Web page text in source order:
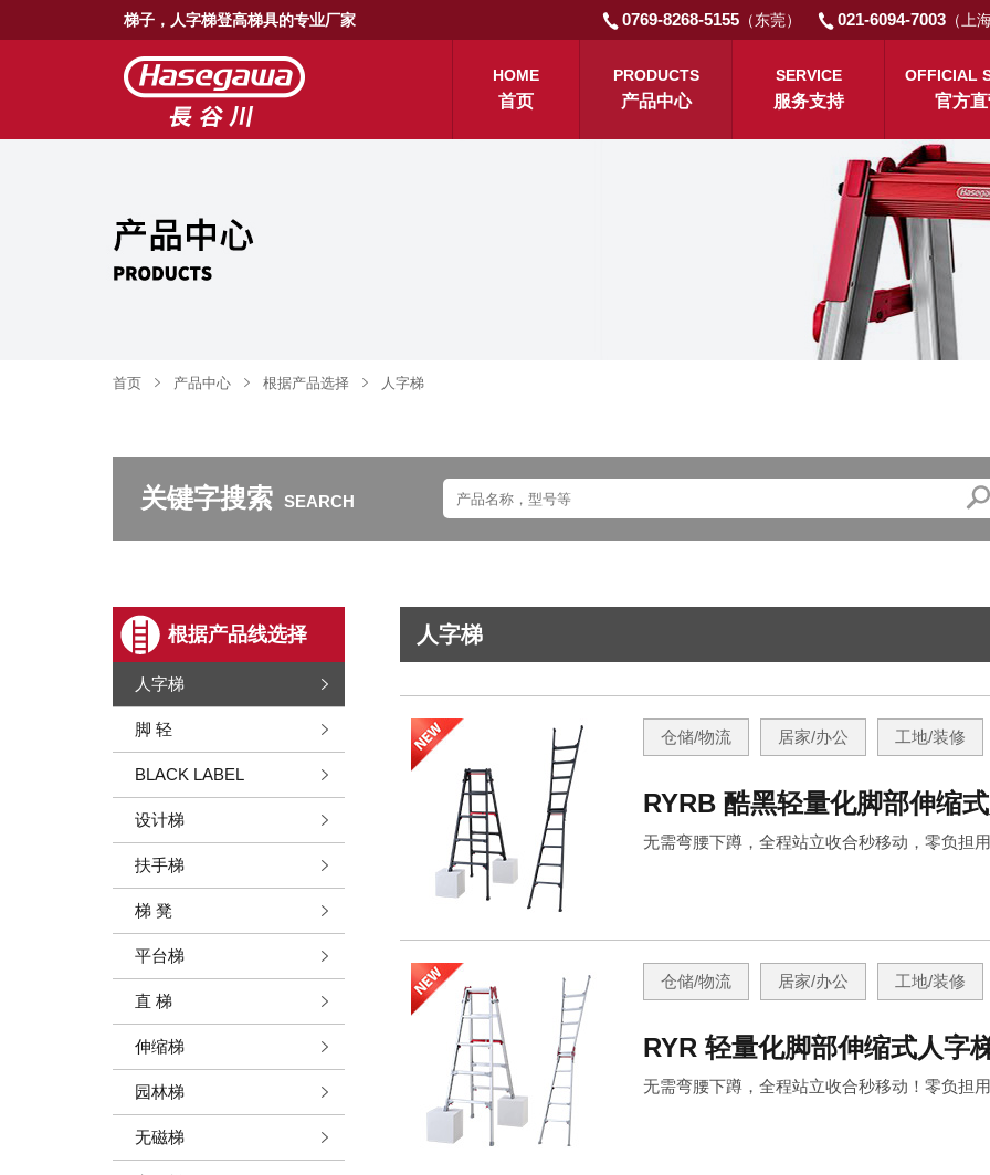
梯子，人字梯登高梯具的专业厂家 0769-8268-5155 （东莞） 021-6094-7003 （上
HOME
首页
PRODUCTS
产品中心
SERVICE
服务支持
OFFICIAL
官方
首页 产品中心 根据产品选择 人字梯
关键字搜索 SEARCH
根据产品线选择
人字梯
脚 轻
BLACK LABEL
设计梯
扶手梯
梯 凳
平台梯
直 梯
伸缩梯
园林梯
无磁梯
人字梯
仓储/物流 居家/办公 工地/装修
RYRB 酷黑轻量化脚部伸缩
无需弯腰下蹲，全程站立收合秒移动，零负担
仓储/物流 居家/办公 工地/装修
RYR 轻量化脚部伸缩式人字
无需弯腰下蹲，全程站立收合秒移动！零负担